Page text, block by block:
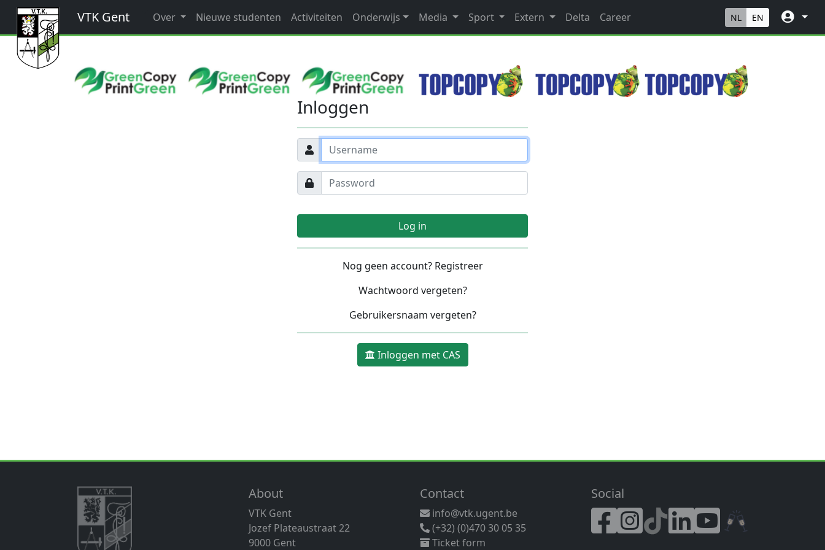
VTK Gent Over Nieuwe studenten Activiteiten Onderwijs Media Sport Extern Delta Career NL EN
Inloggen
Log in
Nog geen account? Registreer
Wachtwoord vergeten?
Gebruikersnaam vergeten?
Inloggen met CAS
About
VTK Gent
Jozef Plateaustraat 22
9000 Gent
Contact
info@vtk.ugent.be
(+32) (0)470 30 05 35
Ticket form
Social